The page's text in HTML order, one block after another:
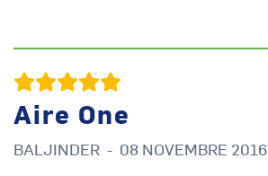
Aire One
BALJINDER - 08 NOVEMBRE 2016